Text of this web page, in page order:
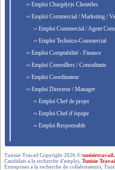
›› Emploi Chargé(e)s Clientèles
›› Emploi Commercial / Marketing /
›› Emploi Commercial / Agent
›› Emploi Technico-Commercial
›› Emploi Comptabilité - Finance
›› Emploi Conseillers / Consultants
›› Emploi Coordinateur
›› Emploi Directeur / Manager
›› Emploi Chef de projet
›› Emploi Chef d’équipe
›› Emploi Responsable
Tunisie Travail Copyright 2026 ©
Candidats a la recherche d'emploi,Tunisie
Entreprises a la recherche de collaborateurs,